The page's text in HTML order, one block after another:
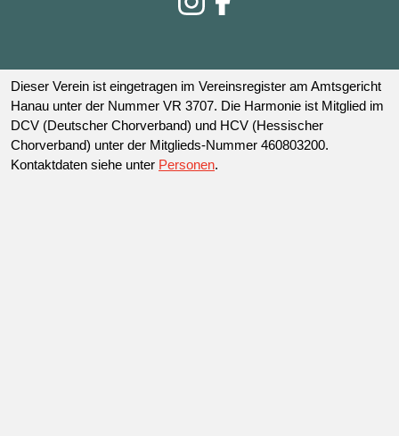
Dieser Verein ist eingetragen im Vereinsregister am Amtsgericht
Hanau unter der Nummer VR 3707. Die Harmonie ist Mitglied im
DCV (Deutscher Chorverband) und HCV (Hessischer
Chorverband) unter der Mitglieds-Nummer 460803200.
Kontaktdaten siehe unter Personen.